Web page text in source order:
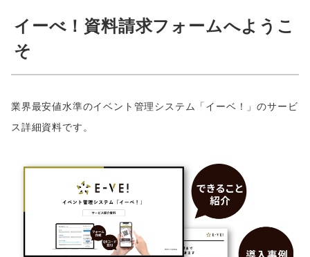
イーべ！資料請求フォームへようこ
そ
業界最安値水準のイベント管理システム「イーベ！」のサービ
ス詳細資料です。